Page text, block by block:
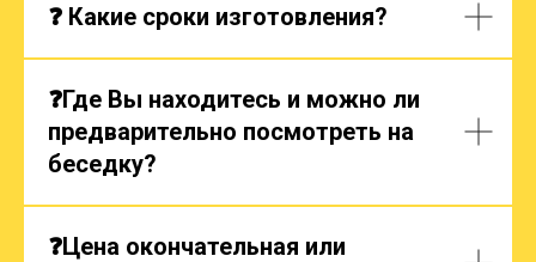
❓ Какие сроки изготовления?
❓Где Вы находитесь и можно ли
предварительно посмотреть на
беседку?
❓Цена окончательная или